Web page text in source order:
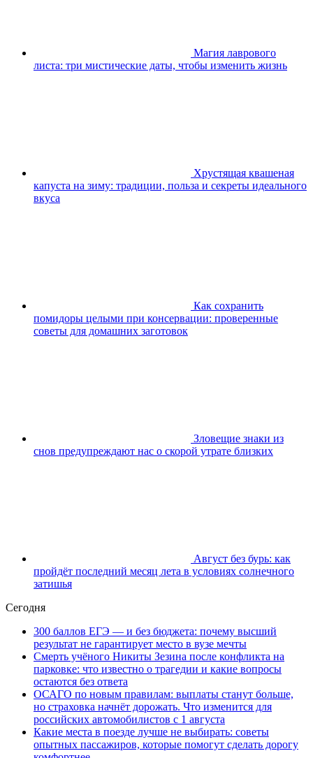
Магия лаврового
листа: три мистические даты, чтобы изменить жизнь
Хрустящая квашеная
капуста на зиму: традиции, польза и секреты идеального
вкуса
Как сохранить
помидоры целыми при консервации: проверенные
советы для домашних заготовок
Зловещие знаки из
снов предупреждают нас о скорой утрате близких
Август без бурь: как
пройдёт последний месяц лета в условиях солнечного
затишья
Сегодня
300 баллов ЕГЭ — и без бюджета: почему высший
результат не гарантирует место в вузе мечты
Смерть учёного Никиты Зезина после конфликта на
парковке: что известно о трагедии и какие вопросы
остаются без ответа
ОСАГО по новым правилам: выплаты станут больше,
но страховка начнёт дорожать. Что изменится для
российских автомобилистов с 1 августа
Какие места в поезде лучше не выбирать: советы
опытных пассажиров, которые помогут сделать дорогу